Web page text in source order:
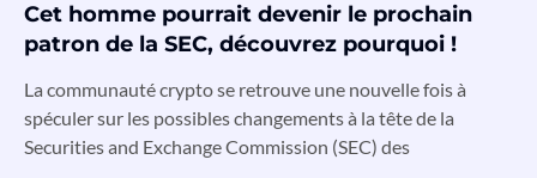
Cet homme pourrait devenir le prochain
patron de la SEC, découvrez pourquoi !
La communauté crypto se retrouve une nouvelle fois à
spéculer sur les possibles changements à la tête de la
Securities and Exchange Commission (SEC) des